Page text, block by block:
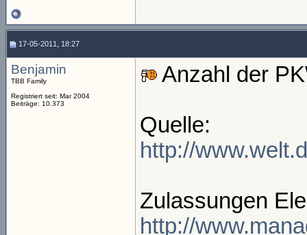
17-05-2011, 18:27
Benjamin
TBB Family
Registriert seit: Mar 2004
Beiträge: 10.373
Anzahl der
Quelle:
http://
Zulassungen
http://